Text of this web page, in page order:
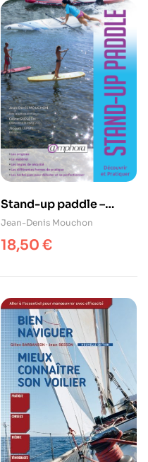
Stand-up paddle –
Découvrir et pratiquer
Jean-Denis Mouchon
18,50 €